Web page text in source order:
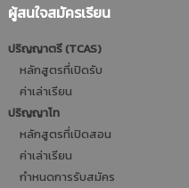
ผู้สนใจสมัครเรียน
ปริญญาตรี (TCAS)
หลักสูตรที่เปิดรับ
ค่าเล่าเรียน
ปริญญาโท
หลักสูตรที่เปิดสอน
ค่าเล่าเรียน
กำหนดการรับสมัคร